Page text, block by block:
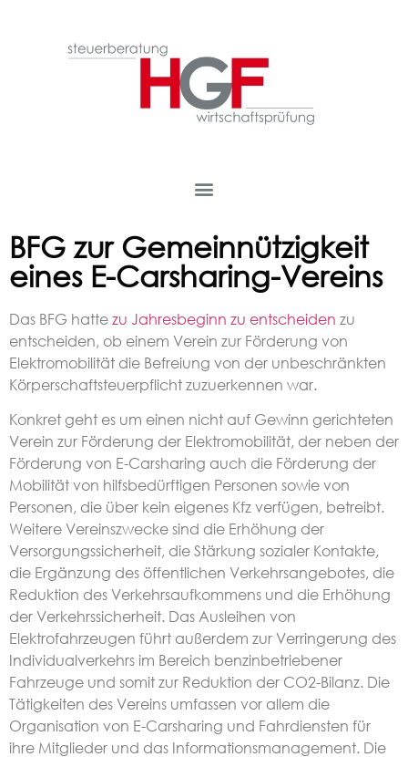
BFG zur Gemeinnützigkeit
eines E-Carsharing-Vereins
Das BFG hattezu Jahresbeginn zu entscheiden zu
entscheiden, ob einem Verein zur Förderung von
Elektromobilität die Befreiung von der unbeschränkten
Körperschaftsteuerpflicht zuzuerkennen war.
Konkret geht es um einen nicht auf Gewinn gerichteten
Verein zur Förderung der Elektromobilität, der neben der
Förderung von E-Carsharing auch die Förderung der
Mobilität von hilfsbedürftigen Personen sowie von
Personen, die über kein eigenes Kfz verfügen, betreibt.
Weitere Vereinszwecke sind die Erhöhung der
Versorgungssicherheit, die Stärkung sozialer Kontakte,
die Ergänzung des öffentlichen Verkehrsangebotes, die
Reduktion des Verkehrsaufkommens und die Erhöhung
der Verkehrssicherheit. Das Ausleihen von
Elektrofahrzeugen führt außerdem zur Verringerung des
Individualverkehrs im Bereich benzinbetriebener
Fahrzeuge und somit zur Reduktion der CO2-Bilanz. Die
Tätigkeiten des Vereins umfassen vor allem die
Organisation von E-Carsharing und Fahrdiensten für
ihre Mitglieder und das Informationsmanagement. Die